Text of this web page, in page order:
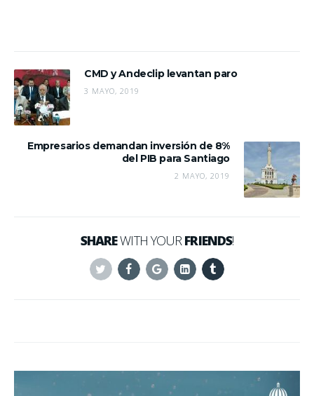
CMD y Andeclip levantan paro
3 MAYO, 2019
Empresarios demandan inversión de 8%
del PIB para Santiago
2 MAYO, 2019
SHAREWITH YOURFRIENDS!